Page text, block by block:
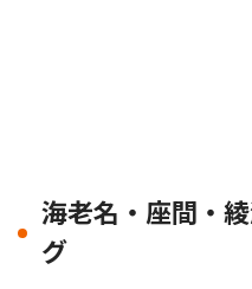
海老名・座間・
グ